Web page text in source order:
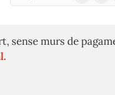
sense murs de